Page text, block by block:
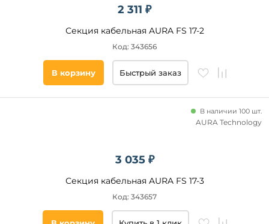
2 311 ₽
Секция кабельная AURA FS 17-2
Код: 343656
В корзину Быстрый заказ
3 035 ₽
Секция кабельная AURA FS 17-3
В наличии 100 шт.
Код: 343657
AURA Technology